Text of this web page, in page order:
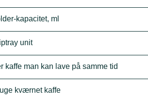
kapacitet, ml
unit
kaffe man kan lave på samme tid
kværnet kaffe